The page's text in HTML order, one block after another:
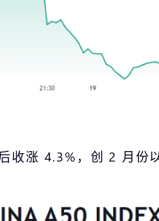
收涨 4.3%，创 2 月